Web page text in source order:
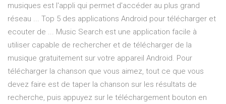
musiques est l'appli qui permet d'accéder au plus grand
réseau ... Top 5 des applications Android pour télécharger et
ecouter de ... Music Search est une application facile à
utiliser capable de rechercher et de télécharger de la
musique gratuitement sur votre appareil Android. Pour
télécharger la chanson que vous aimez, tout ce que vous
devez faire est de taper la chanson sur les résultats de
recherche, puis appuyez sur le téléchargement bouton en